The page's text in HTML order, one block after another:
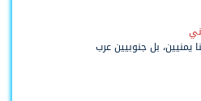
يمنيين، بل جنوبيين عرب